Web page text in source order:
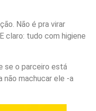
Não é pra virar
claro: tudo com higiene
se o parceiro está
machucar ele -a